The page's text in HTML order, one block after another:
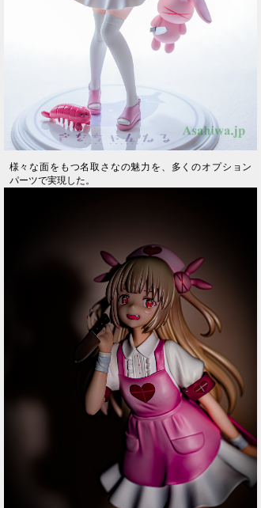
様々な面をもつ名取さなの魅力を、多くのオプション
パーツで実現した。